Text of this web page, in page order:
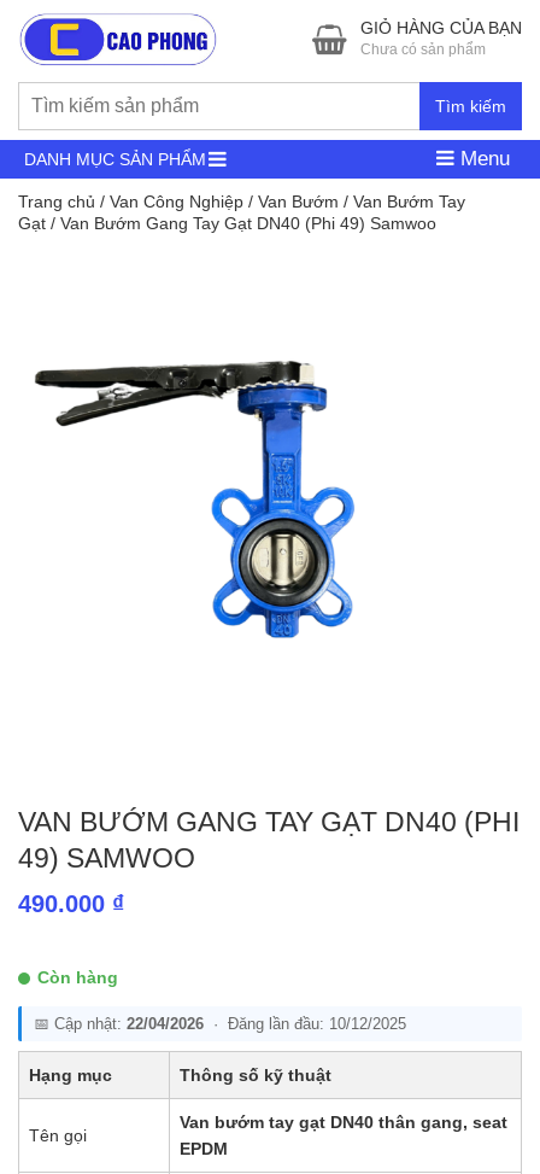
Tìm kiếm
GIỎ HÀNG CỦA BẠN
Chưa có sản phẩm
DANH MỤC SẢN PHẨM Menu
Trang chủ / Van Công Nghiệp / Van Bướm / Van Bướm Tay
Gạt / Van Bướm Gang Tay Gạt DN40 (Phi 49) Samwoo
VAN BƯỚM GANG TAY GẠT DN40 (PHI
49) SAMWOO
490.000 ₫
Còn hàng
📅 Cập nhật: 22/04/2026 · Đăng lần đầu: 10/12/2025
Hạng mục Thông số kỹ thuật
Tên gọi
Van bướm tay gạt DN40 thân gang, seat
EPDM